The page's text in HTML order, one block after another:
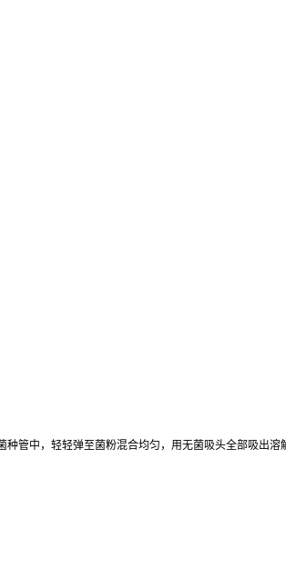
管中，轻轻弹至菌粉混合均匀，用无菌吸头全部吸出